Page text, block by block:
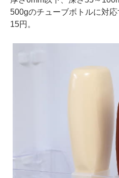
500gのチューブボトルに対
15円。